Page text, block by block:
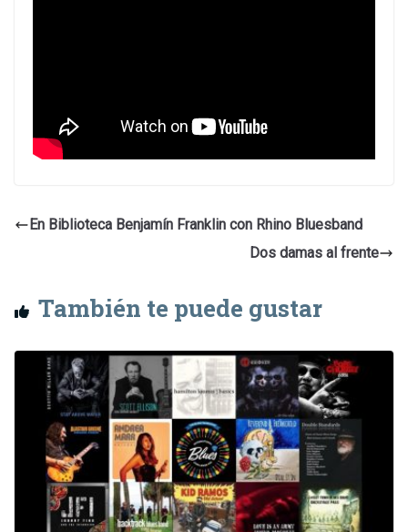
En Biblioteca Benjamín Franklin con Rhino Bluesband
Dos damas al frente
También te puede gustar